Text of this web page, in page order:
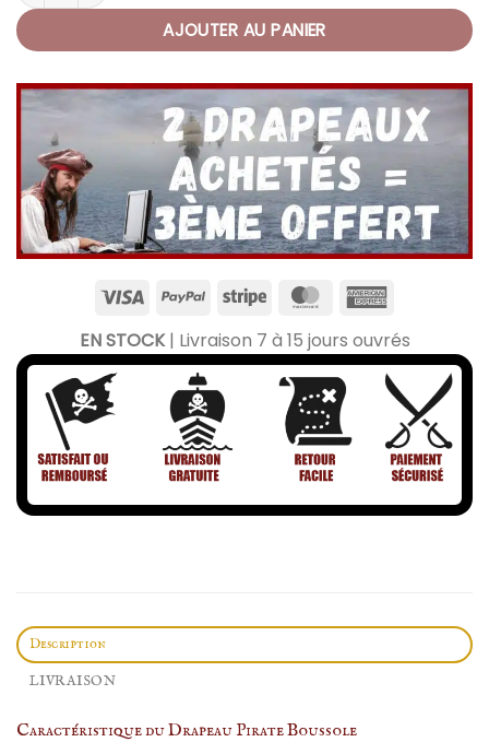
AJOUTER AU PANIER
EN STOCK| Livraison 7 à 15 jours ouvrés
Description
LIVRAISON
Caractéristique du Drapeau Pirate Boussole